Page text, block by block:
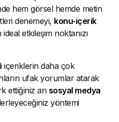
hem görsel hemde metin
denemeyi, konu-içerik
etkileşim noktanızı
içeriklerin daha çok
ufak yorumlar atarak
ettiğiniz an sosyal medya
yöntemi